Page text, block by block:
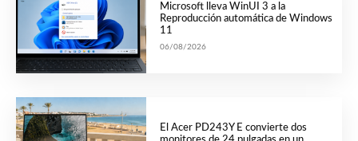
Microsoft lleva WinUI 3 a la
Reproducción automática de Windows
11
06/08/2026
El Acer PD243Y E convierte dos